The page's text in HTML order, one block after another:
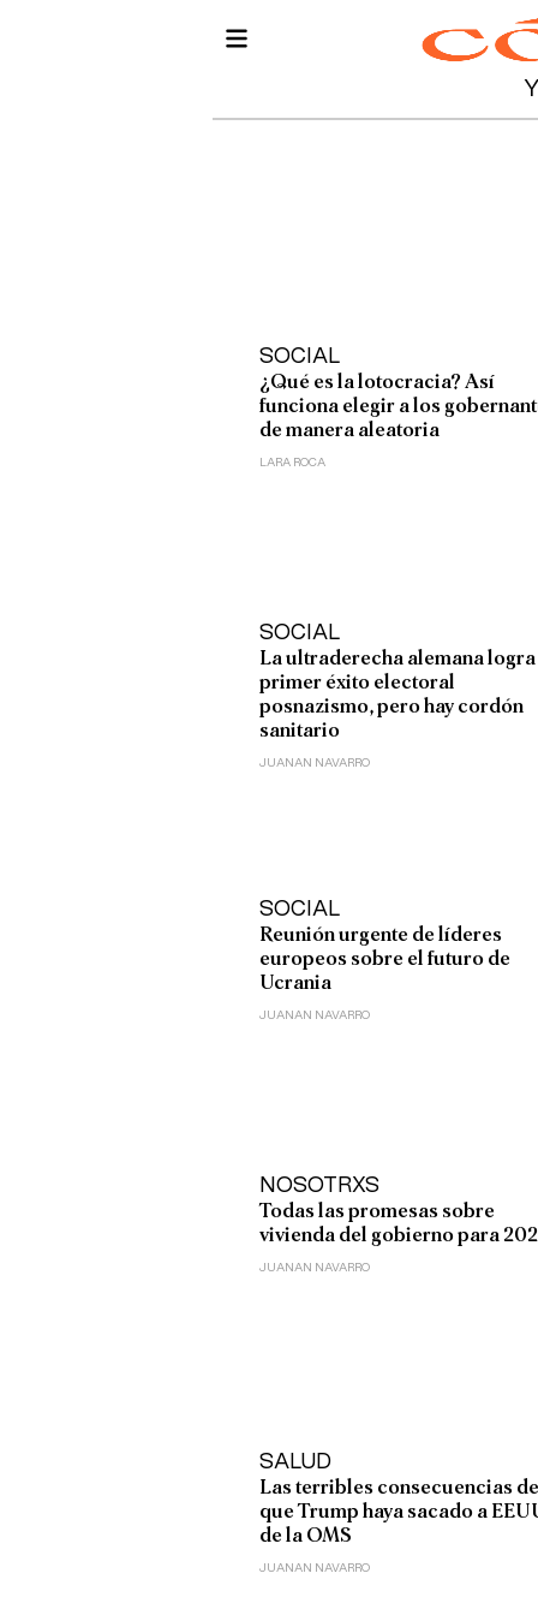
SOCIAL
¿Qué es la lotocracia? Así
funciona elegir a los
de manera aleatoria
LARA ROCA
SOCIAL
La ultraderecha alemana logra
primer éxito electoral
posnazismo, pero hay cordón
sanitario
JUANAN NAVARRO
SOCIAL
Reunión urgente de líderes
europeos sobre el futuro de
Ucrania
JUANAN NAVARRO
NOSOTRXS
Todas las promesas sobre
vivienda del gobierno para
JUANAN NAVARRO
SALUD
Las terribles consecuencias de
que Trump haya sacado a
de la OMS
JUANAN NAVARRO